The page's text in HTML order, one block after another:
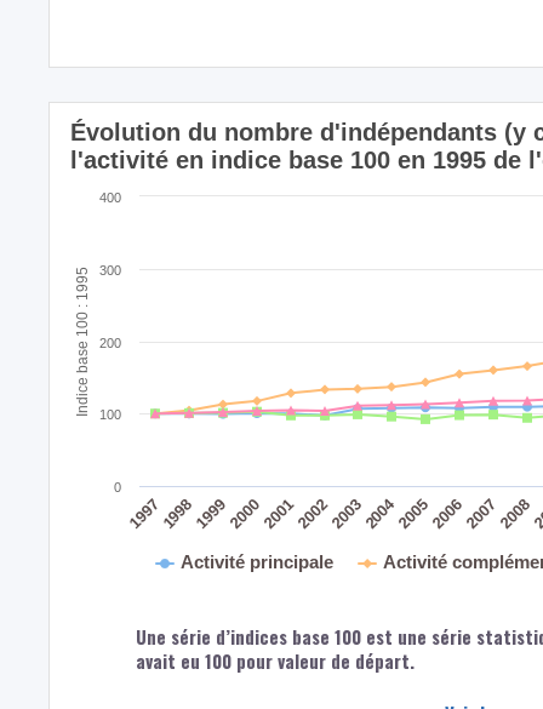
Indice base 100 : 1995
Évolution du nombre d'indépendants (y
l'activité en indice base 100 en 1995 de
Activité principale Activité
199719981999200020012002200320042005200620072008
0
100
200
300
400
Une série d’indices base 100 est une série
avait eu 100 pour valeur de départ.